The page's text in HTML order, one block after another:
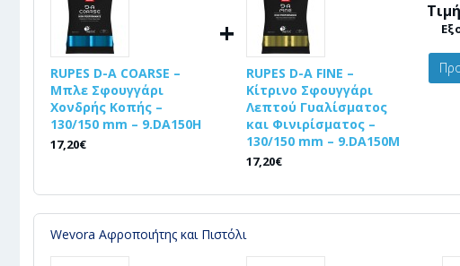
RUPES D-A COARSE –
Μπλε Σφουγγάρι
Χονδρής Κοπής –
130/150 mm – 9.DA150H
17,20€
+
RUPES D-A FINE –
Κίτρινο Σφουγγάρι
Λεπτού Γυαλίσματος
και Φινιρίσματος –
130/150 mm – 9.DA150M
17,20€
Wevora Αφροποιήτης και Πιστόλι